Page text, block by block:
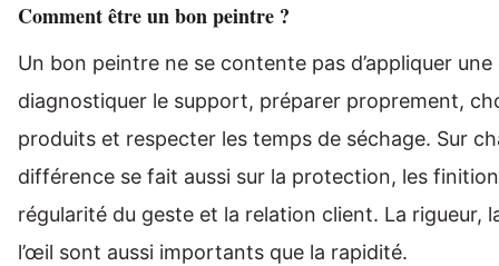
Comment être un bon peintre ?
Un bon peintre ne se contente pas d’appliquer
diagnostiquer le support, préparer proprement,
produits et respecter les temps de séchage. Sur
différence se fait aussi sur la protection, les
régularité du geste et la relation client. La rigueur,
l’œil sont aussi importants que la rapidité.